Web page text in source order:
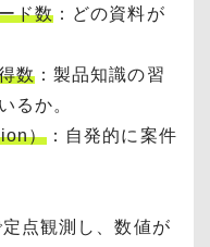
ド数：どの資料が
数：製品知識の習
るか。
） ：自発的に案件
点観測し、数値が